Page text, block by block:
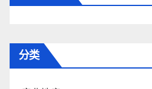
分类